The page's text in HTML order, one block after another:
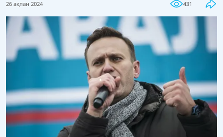
26 ақпан 2024 431